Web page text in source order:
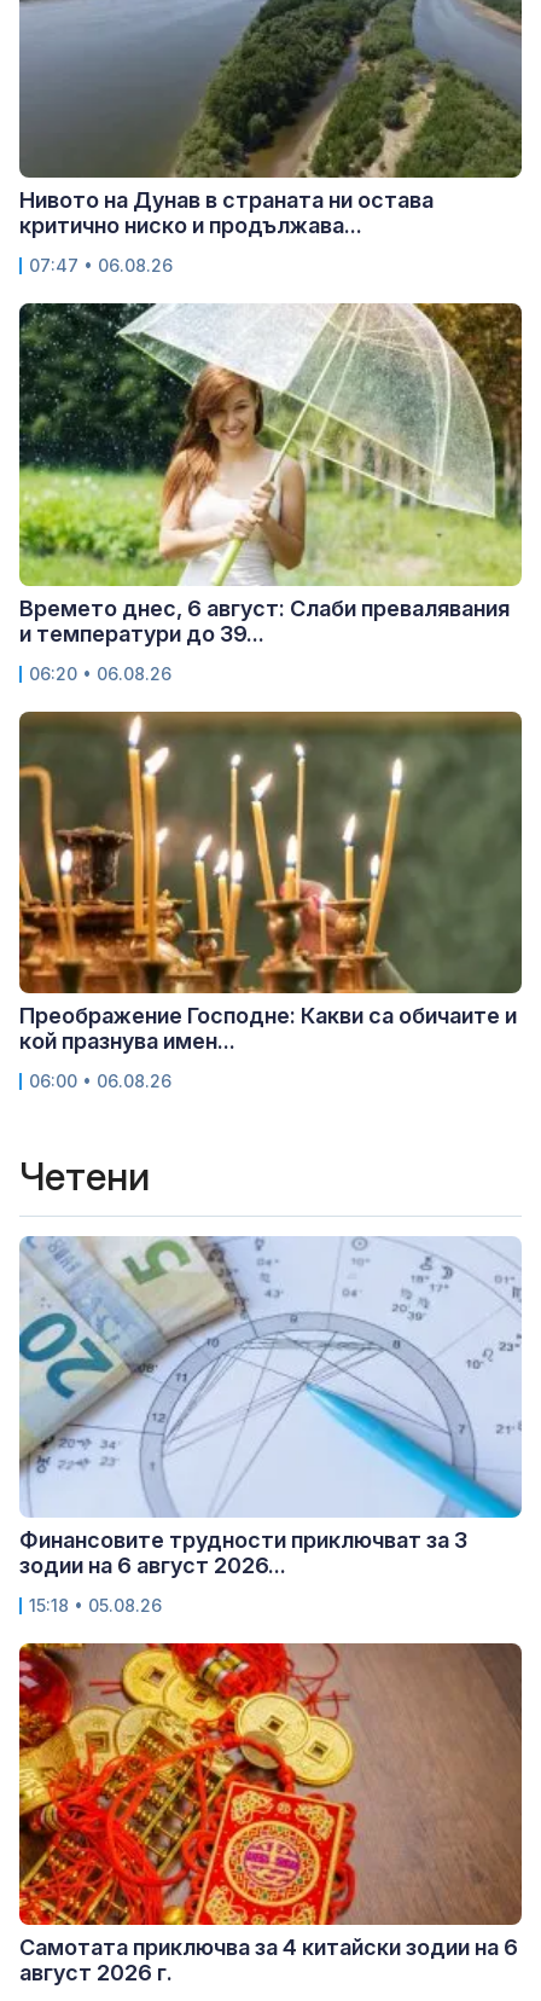
Нивото на Дунав в страната ни остава
критично ниско и продължава...
07:47 • 06.08.26
Времето днес, 6 август: Слаби превалявания
и температури до 39...
06:20 • 06.08.26
Преображение Господне: Какви са обичаите и
кой празнува имен...
06:00 • 06.08.26
Четени
Финансовите трудности приключват за 3
зодии на 6 август 2026...
15:18 • 05.08.26
Самотата приключва за 4 китайски зодии на 6
август 2026 г.